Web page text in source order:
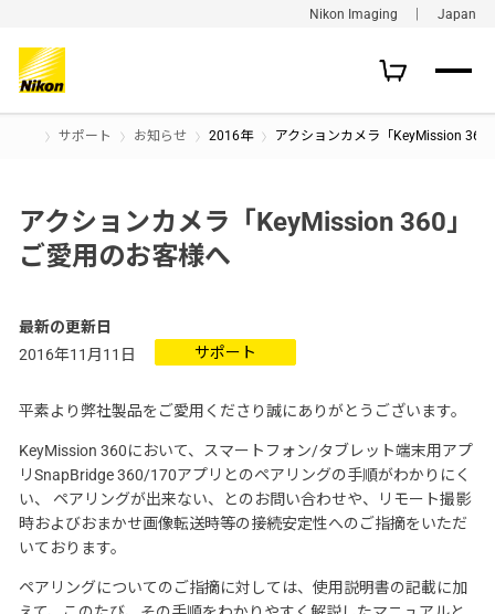
Nikon Imaging ｜ Japan
サポート お知らせ 2016年 アクションカメラ「KeyMission 360
アクションカメラ「KeyMission 360」
ご愛用のお客様へ
最新の更新日
2016年11月11日
サポート
平素より弊社製品をご愛用くださり誠にありがとうございます。
KeyMission 360において、スマートフォン/タブレット端末用アプ
リSnapBridge 360/170アプリとのペアリングの手順がわかりにく
い、 ペアリングが出来ない、とのお問い合わせや、リモート撮影
時およびおまかせ画像転送時等の接続安定性へのご指摘をいただ
いております。
ペアリングについてのご指摘に対しては、使用説明書の記載に加